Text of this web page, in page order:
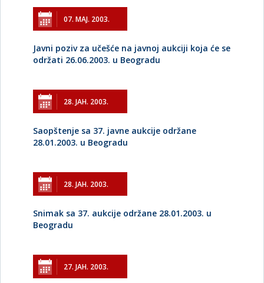
07. МАЈ. 2003.
Javni poziv za učešće na javnoj aukciji koja će se
održati 26.06.2003. u Beogradu
28. ЈАН. 2003.
Saopštenje sa 37. javne aukcije održane
28.01.2003. u Beogradu
28. ЈАН. 2003.
Snimak sa 37. aukcije održane 28.01.2003. u
Beogradu
27. ЈАН. 2003.